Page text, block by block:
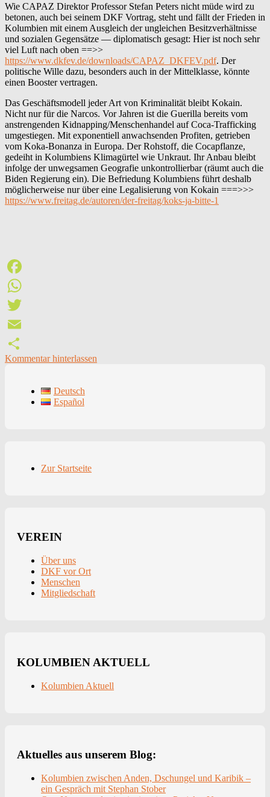
Wie CAPAZ Direktor Professor Stefan Peters nicht müde wird zu
betonen, auch bei seinem DKF Vortrag, steht und fällt der Frieden in
Kolumbien mit einem Ausgleich der ungleichen Besitzverhältnisse
und sozialen Gegensätze — diplomatisch gesagt: Hier ist noch sehr
viel Luft nach oben ==>>
https://www.dkfev.de/downloads/CAPAZ_DKFEV.pdf. Der
politische Wille dazu, besonders auch in der Mittelklasse, könnte
einen Booster vertragen.
Das Geschäftsmodell jeder Art von Kriminalität bleibt Kokain.
Nicht nur für die Narcos. Vor Jahren ist die Guerilla bereits vom
anstrengenden Kidnapping/Menschenhandel auf Coca-Trafficking
umgestiegen. Mit exponentiell anwachsenden Profiten, getrieben
vom Koka-Bonanza in Europa. Der Rohstoff, die Cocapflanze,
gedeiht in Kolumbiens Klimagürtel wie Unkraut. Ihr Anbau bleibt
infolge der unwegsamen Geografie unkontrollierbar (räumt auch die
Biden Regierung ein). Die Befriedung Kolumbiens führt deshalb
möglicherweise nur über eine Legalisierung von Kokain ===>>>
https://www.freitag.de/autoren/der-freitag/koks-ja-bitte-1
Facebook
WhatsApp
Twitter
Email
Teilen
Kommentar hinterlassen
Deutsch
Español
Zur Startseite
VEREIN
Über uns
DKF vor Ort
Menschen
Mitgliedschaft
KOLUMBIEN AKTUELL
Kolumbien Aktuell
Aktuelles aus unserem Blog:
Kolumbien zwischen Anden, Dschungel und Karibik –
ein Gespräch mit Stephan Stober